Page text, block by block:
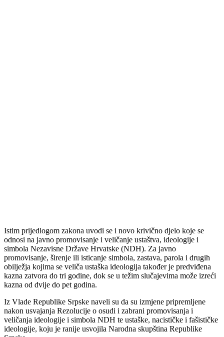
Istim prijedlogom zakona uvodi se i novo krivično djelo koje se
odnosi na javno promovisanje i veličanje ustaštva, ideologije i
simbola Nezavisne Države Hrvatske (NDH). Za javno
promovisanje, širenje ili isticanje simbola, zastava, parola i drugih
obilježja kojima se veliča ustaška ideologija također je predviđena
kazna zatvora do tri godine, dok se u težim slučajevima može izreći
kazna od dvije do pet godina.
Iz Vlade Republike Srpske naveli su da su izmjene pripremljene
nakon usvajanja Rezolucije o osudi i zabrani promovisanja i
veličanja ideologije i simbola NDH te ustaške, nacističke i fašističke
ideologije, koju je ranije usvojila Narodna skupština Republike